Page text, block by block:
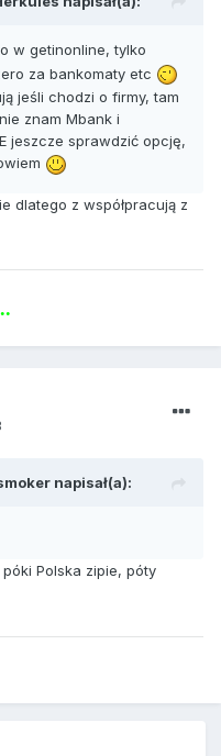
w getinonline, tylko
za bankomaty etc
jeśli chodzi o firmy, tam
znam Mbank i
jeszcze sprawdzić opcję,
dlatego z współpracują z
napisał(a):
Polska zipie, póty